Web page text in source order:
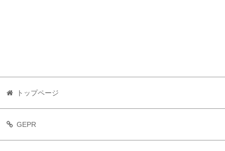
トップページ
GEPR